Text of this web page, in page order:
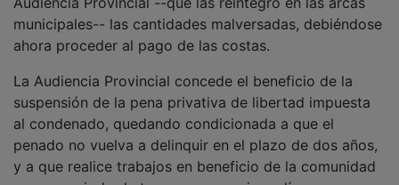
municipales-- las cantidades malversadas, debiéndose
ahora proceder al pago de las costas.
suspensión de la pena privativa de libertad impuesta
al condenado, quedando condicionada a que el
penado no vuelva a delinquir en el plazo de dos años,
y a que realice trabajos en beneficio de la comunidad
por un periodo de tres meses y quince días.